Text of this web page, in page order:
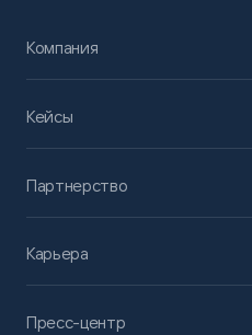
Компания
Кейсы
Партнерство
Карьера
Пресс-центр